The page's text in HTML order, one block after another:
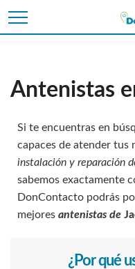
Antenistas
Si te encuentras en
capaces de atender tus
instalación y reparación
sabemos exactamente
DonContacto podrás
mejores antenistas de
¿Por qué